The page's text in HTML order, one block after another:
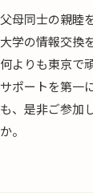
父母同士の親睦
大学の情報交換
何よりも東京で
サポートを第一
も、是非ご参加
か。